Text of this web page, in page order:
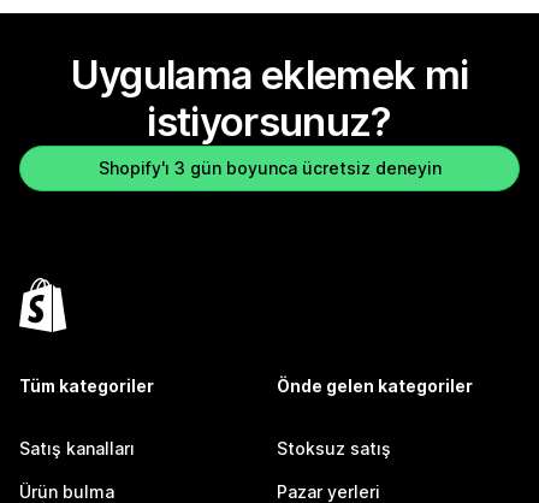
Uygulama eklemek mi
istiyorsunuz?
Shopify'ı 3 gün boyunca ücretsiz deneyin
Tüm kategoriler
Satış kanalları
Ürün bulma
Önde gelen kategoriler
Stoksuz satış
Pazar yerleri